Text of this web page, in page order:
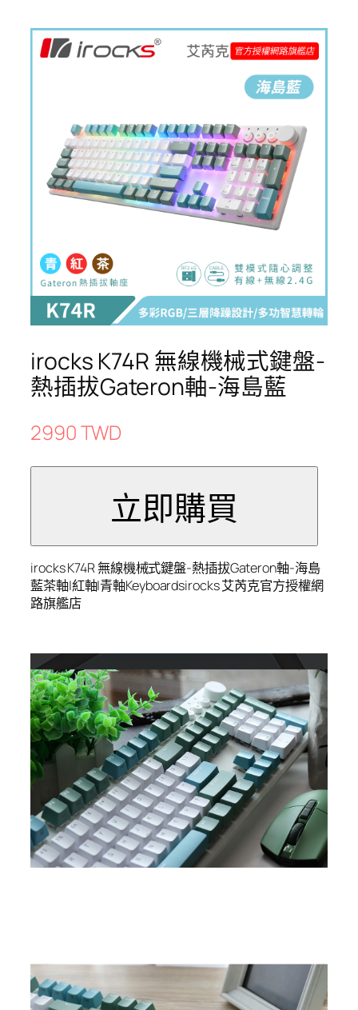
irocks K74R 無線機械式鍵盤-
熱插拔Gateron軸-海島藍
2990 TWD
irocks K74R 無線機械式鍵盤-熱插拔Gateron軸-海島
藍茶軸|紅軸|青軸Keyboardsirocks 艾芮克官方授權網
路旗艦店